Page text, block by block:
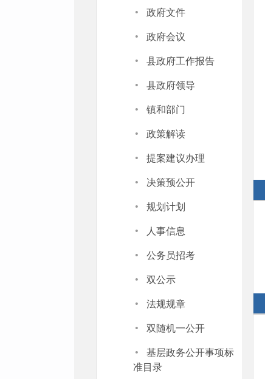
· 政府文件
· 政府会议
· 县政府工作报告
· 县政府领导
· 镇和部门
· 政策解读
· 提案建议办理
· 决策预公开
· 规划计划
· 人事信息
· 公务员招考
· 双公示
· 法规规章
· 双随机一公开
·
基层政务公开事项标
准目录